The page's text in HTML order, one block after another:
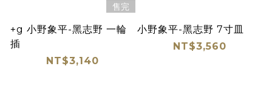
售完
+g 小野象平-黑志野 一輪
插
NT$3,140
小野象平-黑志野 7寸皿
NT$3,560